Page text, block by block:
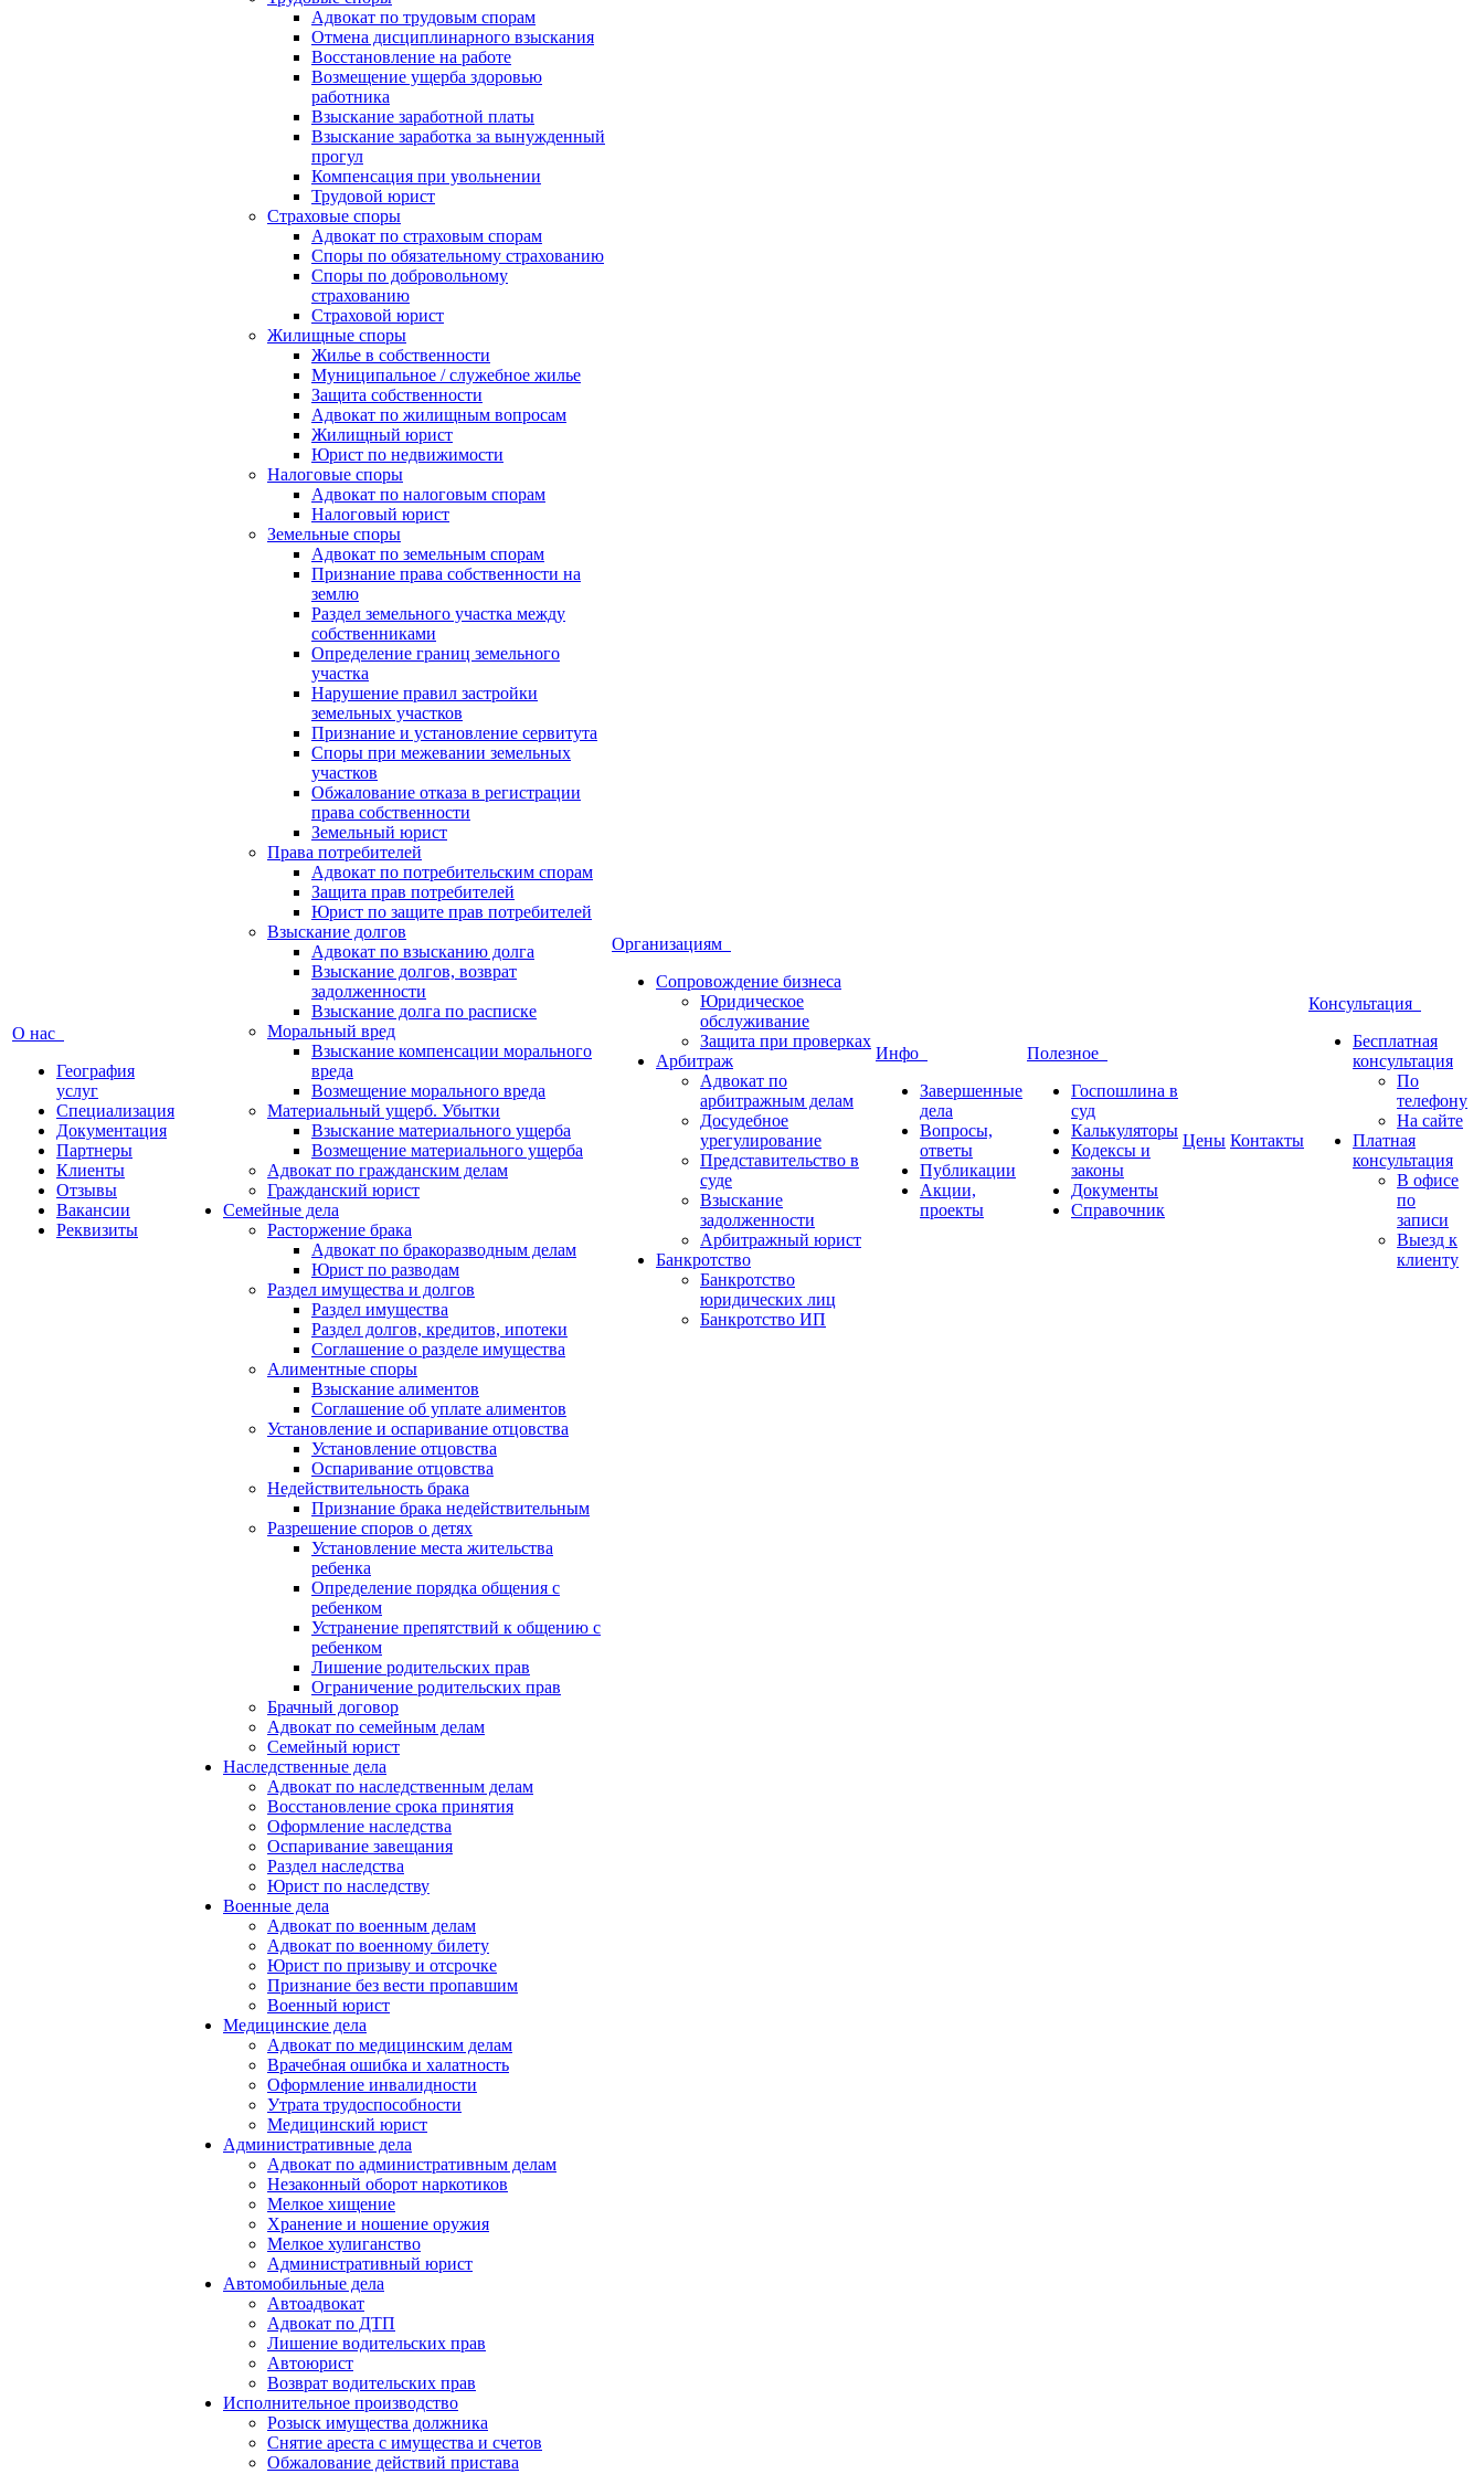
О нас
География
услуг
Специализация
Документация
Партнеры
Клиенты
Отзывы
Вакансии
Реквизиты
Адвокат по трудовым спорам
Отмена дисциплинарного взыскания
Восстановление на работе
Возмещение ущерба здоровью
работника
Взыскание заработной платы
Взыскание заработка за вынужденный
прогул
Компенсация при увольнении
Трудовой юрист
Страховые споры
Адвокат по страховым спорам
Споры по обязательному страхованию
Споры по добровольному
страхованию
Страховой юрист
Жилищные споры
Жилье в собственности
Муниципальное / служебное жилье
Защита собственности
Адвокат по жилищным вопросам
Жилищный юрист
Юрист по недвижимости
Налоговые споры
Адвокат по налоговым спорам
Налоговый юрист
Земельные споры
Адвокат по земельным спорам
Признание права собственности на
землю
Раздел земельного участка между
собственниками
Определение границ земельного
участка
Нарушение правил застройки
земельных участков
Признание и установление сервитута
Споры при межевании земельных
участков
Обжалование отказа в регистрации
права собственности
Земельный юрист
Права потребителей
Адвокат по потребительским спорам
Защита прав потребителей
Юрист по защите прав потребителей
Взыскание долгов
Адвокат по взысканию долга
Взыскание долгов, возврат
задолженности
Взыскание долга по расписке
Моральный вред
Взыскание компенсации морального
вреда
Возмещение морального вреда
Материальный ущерб. Убытки
Взыскание материального ущерба
Возмещение материального ущерба
Адвокат по гражданским делам
Гражданский юрист
Семейные дела
Расторжение брака
Адвокат по бракоразводным делам
Юрист по разводам
Раздел имущества и долгов
Раздел имущества
Раздел долгов, кредитов, ипотеки
Соглашение о разделе имущества
Алиментные споры
Взыскание алиментов
Соглашение об уплате алиментов
Установление и оспаривание отцовства
Установление отцовства
Оспаривание отцовства
Недействительность брака
Признание брака недействительным
Разрешение споров о детях
Установление места жительства
ребенка
Определение порядка общения с
ребенком
Устранение препятствий к общению с
ребенком
Лишение родительских прав
Ограничение родительских прав
Брачный договор
Адвокат по семейным делам
Семейный юрист
Наследственные дела
Адвокат по наследственным делам
Восстановление срока принятия
Оформление наследства
Оспаривание завещания
Раздел наследства
Юрист по наследству
Военные дела
Адвокат по военным делам
Адвокат по военному билету
Юрист по призыву и отсрочке
Признание без вести пропавшим
Военный юрист
Медицинские дела
Адвокат по медицинским делам
Врачебная ошибка и халатность
Оформление инвалидности
Утрата трудоспособности
Медицинский юрист
Административные дела
Адвокат по административным делам
Незаконный оборот наркотиков
Мелкое хищение
Хранение и ношение оружия
Мелкое хулиганство
Административный юрист
Автомобильные дела
Автоадвокат
Адвокат по ДТП
Лишение водительских прав
Автоюрист
Возврат водительских прав
Исполнительное производство
Розыск имущества должника
Снятие ареста с имущества и счетов
Обжалование действий пристава
Организациям
Сопровождение бизнеса
Юридическое
обслуживание
Защита при проверках
Арбитраж
Адвокат по
арбитражным делам
Досудебное
урегулирование
Представительство в
суде
Взыскание
задолженности
Арбитражный юрист
Банкротство
Банкротство
юридических лиц
Банкротство ИП
Инфо
Завершенные
дела
Вопросы,
ответы
Публикации
Акции,
проекты
Полезное
Госпошлина в
суд
Калькуляторы
Кодексы и
законы
Документы
Справочник
Цены Контакты
Консультация
Бесплатная
консультация
По
телефону
На сайте
Платная
консультация
В офисе
по
записи
Выезд к
клиенту